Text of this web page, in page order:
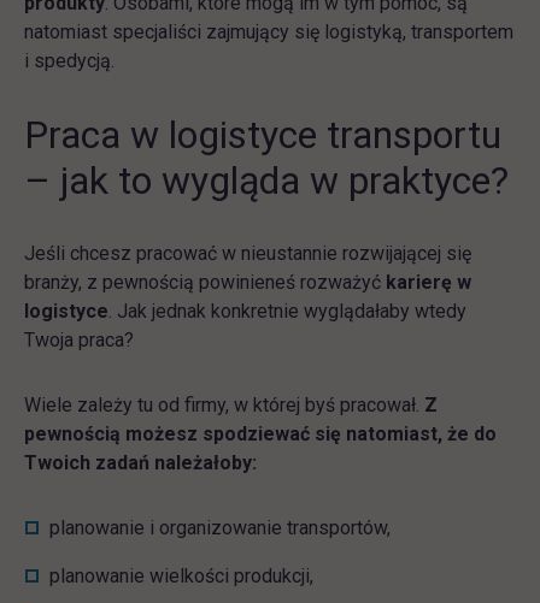
natomiast specjaliści zajmujący się logistyką, transportem
i spedycją.
Praca w logistyce transportu
– jak to wygląda w praktyce?
Jeśli chcesz pracować w nieustannie rozwijającej się
branży, z pewnością powinieneś rozważyć karierę w
logistyce. Jak jednak konkretnie wyglądałaby wtedy
Twoja praca?
Wiele zależy tu od firmy, w której byś pracował. Z
pewnością możesz spodziewać się natomiast, że do
Twoich zadań należałoby:
planowanie i organizowanie transportów,
planowanie wielkości produkcji,